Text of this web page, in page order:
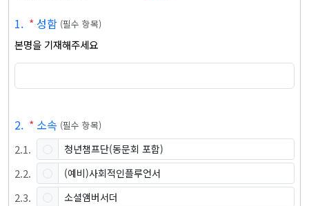
1. *성함 (필수 항목)
본명을 기재해주세요
2. * 소속 (필수 항목)
2.1. 청년챔프단(동문회 포함)
2.2. (예비)사회적인플루언서
2.3. 소셜앰버서더